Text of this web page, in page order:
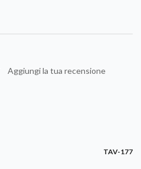
Aggiungi la tua recensione
TAV-177